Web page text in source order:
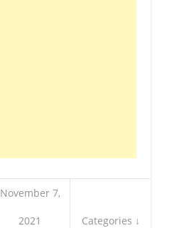
November 7,
2021 Categories ↓